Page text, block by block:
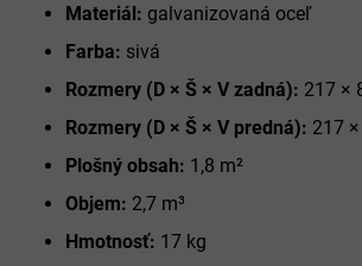
Materiál: galvanizovaná oceľ
Farba: sivá
Rozmery (D × Š × V zadná): 217 ×
Rozmery (D × Š × V predná): 217
Plošný obsah: 1,8 m²
Objem: 2,7 m³
Hmotnosť: 17 kg